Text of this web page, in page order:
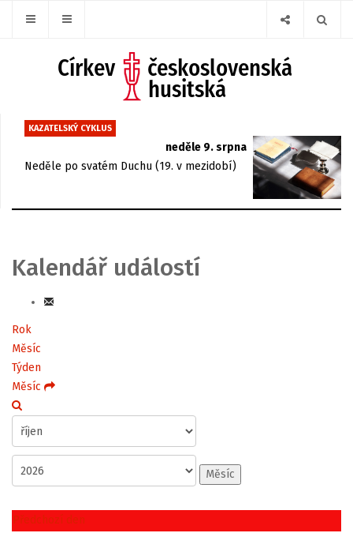
KAZATELSKÝ CYKLUS
neděle 9. srpna
Neděle po svatém Duchu (19. v mezidobí)
Kalendář událostí
Rok
Měsíc
Týden
Měsíc
Měsíc
Předchozí den